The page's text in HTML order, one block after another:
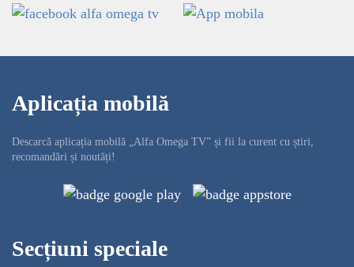
Aplicația mobilă
Descarcă aplicația mobilă „Alfa Omega TV” și fii la curent cu știri,
recomandări și noutăți!
Secțiuni speciale